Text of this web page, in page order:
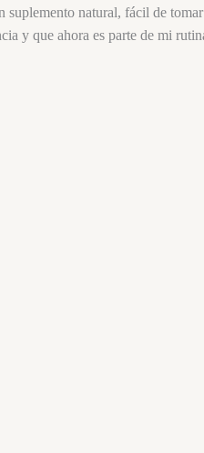
suplemento natural, fácil de
y que ahora es parte de mi